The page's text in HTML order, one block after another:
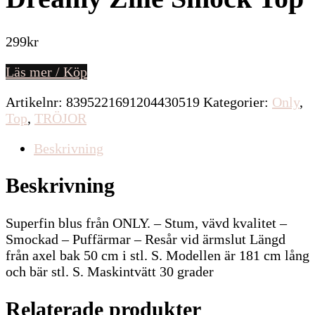
299kr
Läs mer / Köp
Artikelnr: 8395221691204430519 Kategorier: Only,
Top, TRÖJOR
Beskrivning
Beskrivning
Superfin blus från ONLY. – Stum, vävd kvalitet –
Smockad – Puffärmar – Resår vid ärmslut Längd
från axel bak 50 cm i stl. S. Modellen är 181 cm lång
och bär stl. S. Maskintvätt 30 grader
Relaterade produkter